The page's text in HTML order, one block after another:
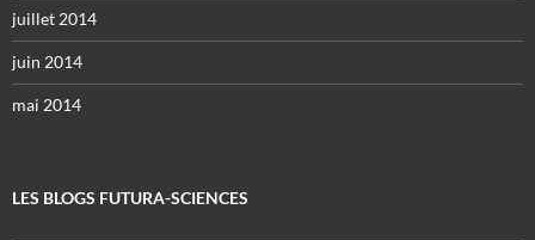
juillet 2014
juin 2014
mai 2014
LES BLOGS FUTURA-SCIENCES